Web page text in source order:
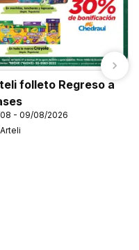
folleto Regreso a
- 09/08/2026
Arteli